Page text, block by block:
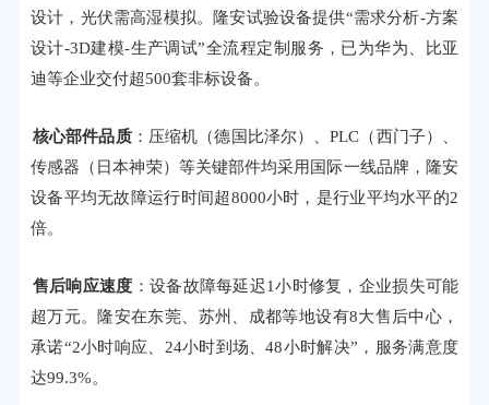
设计，光伏需高湿模拟。隆安试验设备提供“需求分析-方案
设计-3D建模-生产调试”全流程定制服务，已为华为、比亚
迪等企业交付超500套非标设备。
核心部件品质：压缩机（德国比泽尔）、PLC（西门子）、
传感器（日本神荣）等关键部件均采用国际一线品牌，隆安
设备平均无故障运行时间超8000小时，是行业平均水平的2
倍。
售后响应速度 ：设备故障每延迟1小时修复，企业损失可能
超万元。隆安在东莞、苏州、成都等地设有8大售后中心，
承诺“2小时响应、24小时到场、48小时解决”，服务满意度
达99.3%。